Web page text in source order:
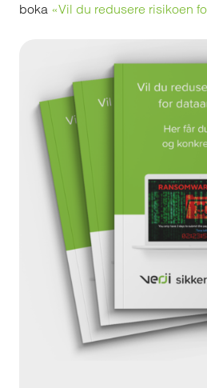
boka «Vil du redusere risikoen